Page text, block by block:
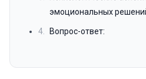
эмоциональных
4. Вопрос-ответ: